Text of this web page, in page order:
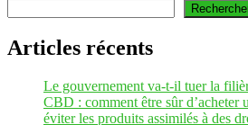
Articles récents
Le gouvernement va-t-il tuer la
CBD : comment être sûr d’acheter
éviter les produits assimilés à des